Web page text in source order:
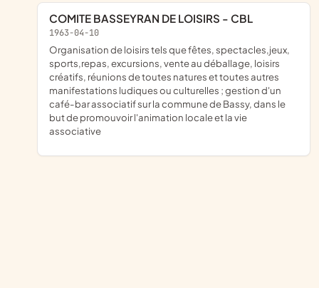
COMITE BASSEYRAN DE LOISIRS - CBL
1963-04-10
organisation de loisirs tels que fêtes, spectacles,jeux,
sports,repas, excursions, vente au déballage, loisirs
créatifs, réunions de toutes natures et toutes autres
manifestations ludiques ou culturelles ; gestion d'un
café-bar associatif sur la commune de Bassy, dans le
but de promouvoir l'animation locale et la vie
associative